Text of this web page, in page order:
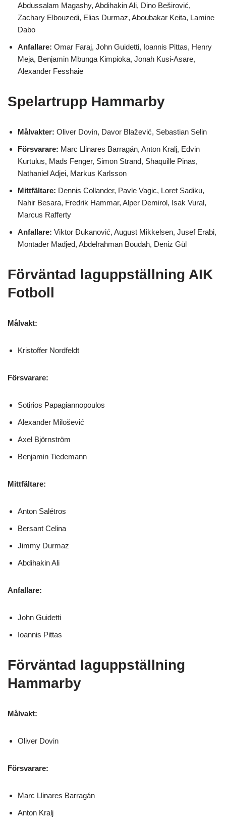
Abdussalam Magashy, Abdihakin Ali, Dino Beširović,
Zachary Elbouzedi, Elias Durmaz, Aboubakar Keita, Lamine
Dabo
Anfallare: Omar Faraj, John Guidetti, Ioannis Pittas, Henry
Meja, Benjamin Mbunga Kimpioka, Jonah Kusi-Asare,
Alexander Fesshaie
Spelartrupp Hammarby
Målvakter: Oliver Dovin, Davor Blažević, Sebastian Selin
Försvarare: Marc Llinares Barragán, Anton Kralj, Edvin
Kurtulus, Mads Fenger, Simon Strand, Shaquille Pinas,
Nathaniel Adjei, Markus Karlsson
Mittfältare: Dennis Collander, Pavle Vagic, Loret Sadiku,
Nahir Besara, Fredrik Hammar, Alper Demirol, Isak Vural,
Marcus Rafferty
Anfallare: Viktor Đukanović, August Mikkelsen, Jusef Erabi,
Montader Madjed, Abdelrahman Boudah, Deniz Gül
Förväntad laguppställning AIK
Fotboll
Målvakt:
Kristoffer Nordfeldt
Försvarare:
Sotirios Papagiannopoulos
Alexander Milošević
Axel Björnström
Benjamin Tiedemann
Mittfältare:
Anton Salétros
Bersant Celina
Jimmy Durmaz
Abdihakin Ali
Anfallare:
John Guidetti
Ioannis Pittas
Förväntad laguppställning
Hammarby
Målvakt:
Oliver Dovin
Försvarare:
Marc Llinares Barragán
Anton Kralj